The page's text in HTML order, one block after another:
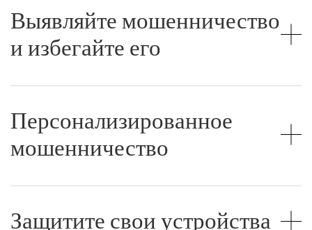
Выявляйте мошенничество
и избегайте его
Персонализированное
мошенничество
Защитите свои устройства